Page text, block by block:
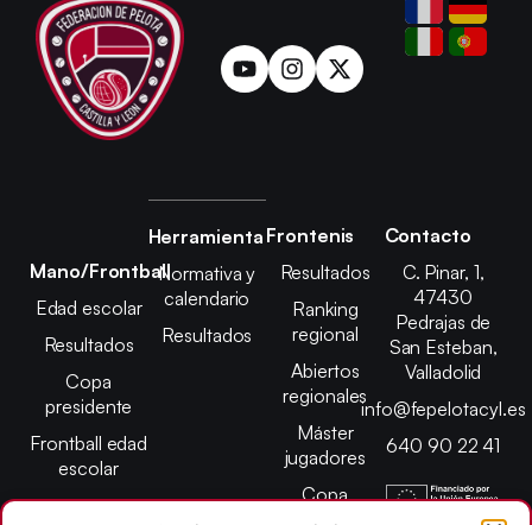
Mano/Frontball
Edad escolar
Resultados
Copa
presidente
Frontball edad
escolar
Herramienta
Normativa y
calendario
Resultados
Frontenis
Resultados
Ranking
regional
Abiertos
regionales
Máster
jugadores
Copa
presidente
Contacto
C. Pinar, 1,
47430
Pedrajas de
San Esteban,
Valladolid
info@fepelotacyl.es
640 90 22 41